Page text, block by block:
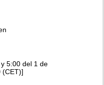
5:00 del 1 de
(CET)]